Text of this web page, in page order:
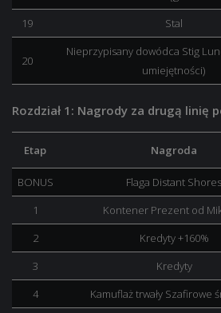
19
Stal
20
Nieprzypisany dowódca Stig
umiejętności)
Rozdział 1: Nagrody za drugą linię
Etap Nagroda
BONUS Flaga Distant Shores
1
Kontener Prezent od
2
Kredyty +160%
3
Kredyty
4
Kamuflaż trwały Szafirowe